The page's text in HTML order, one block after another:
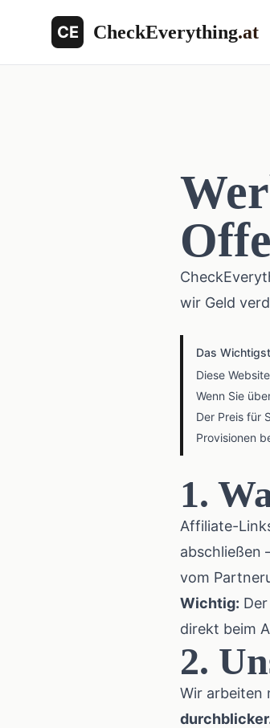
CE CheckEverything.at
wir Geld
Das
Diese
Wenn Sie
Der Preis für
Provisionen
1.
Affiliate-
abschließen
vom
Wichtig:
direkt beim
2.
Wir arbeiten